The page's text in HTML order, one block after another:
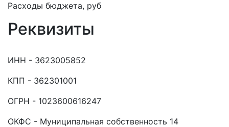
Расходы бюджета, руб
Реквизиты
ИНН - 3623005852
КПП - 362301001
ОГРН - 1023600616247
ОКФС - Муниципальная собственность 14